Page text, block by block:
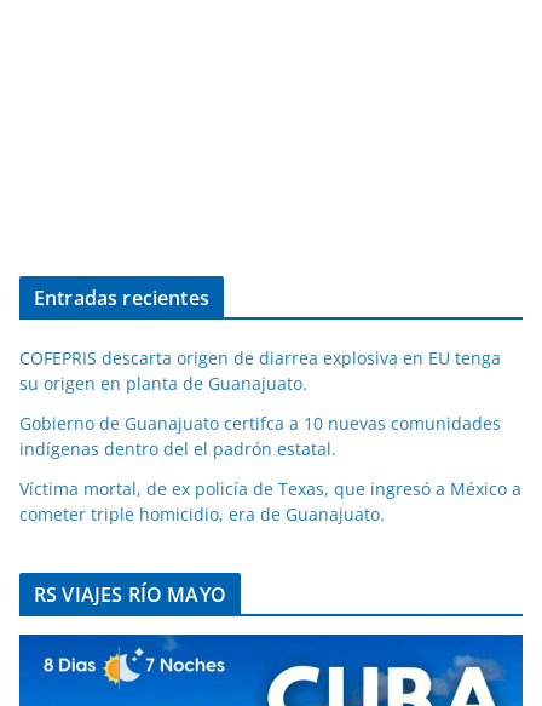
Entradas recientes
COFEPRIS descarta origen de diarrea explosiva en EU tenga
su origen en planta de Guanajuato.
Gobierno de Guanajuato certifca a 10 nuevas comunidades
indígenas dentro del el padrón estatal.
Víctima mortal, de ex policía de Texas, que ingresó a México a
cometer triple homicidio, era de Guanajuato.
RS VIAJES RÍO MAYO